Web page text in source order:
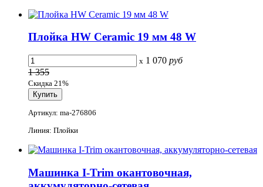
Плойка HW Ceramic 19 мм 48 W
x 1 070 руб
1 355
Скидка 21%
Артикул: ma-276806
Линия: Плойки
Машинка I-Trim окантовочная,